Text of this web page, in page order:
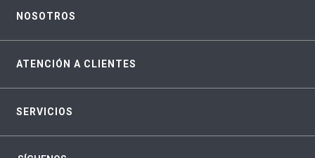
NOSOTROS
ATENCIÓN A CLIENTES
SERVICIOS